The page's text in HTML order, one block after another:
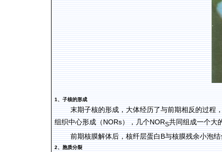
1、子核的形成
末期子核的形成，大体经历了与前期相反的过程
组织中心形成（NORs），几个NORS共同组成一个大
前期核膜解体后，核纤层蛋白B与核膜残余小泡
2、胞质分裂